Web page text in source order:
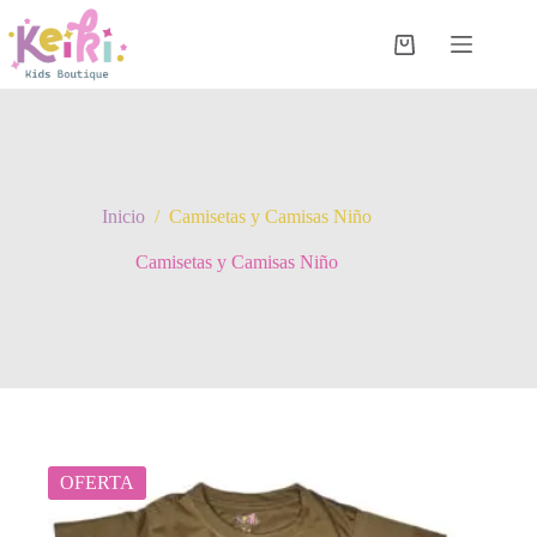
al
contenido
Carro
Inicio / Camisetas y Camisas Niño
Camisetas y Camisas Niño
OFERTA